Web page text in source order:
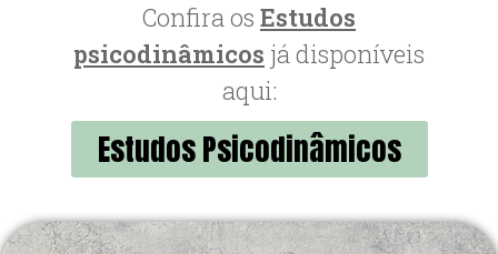
Confira os Estudos
psicodinâmicos já disponíveis
aqui:
Estudos Psicodinâmicos